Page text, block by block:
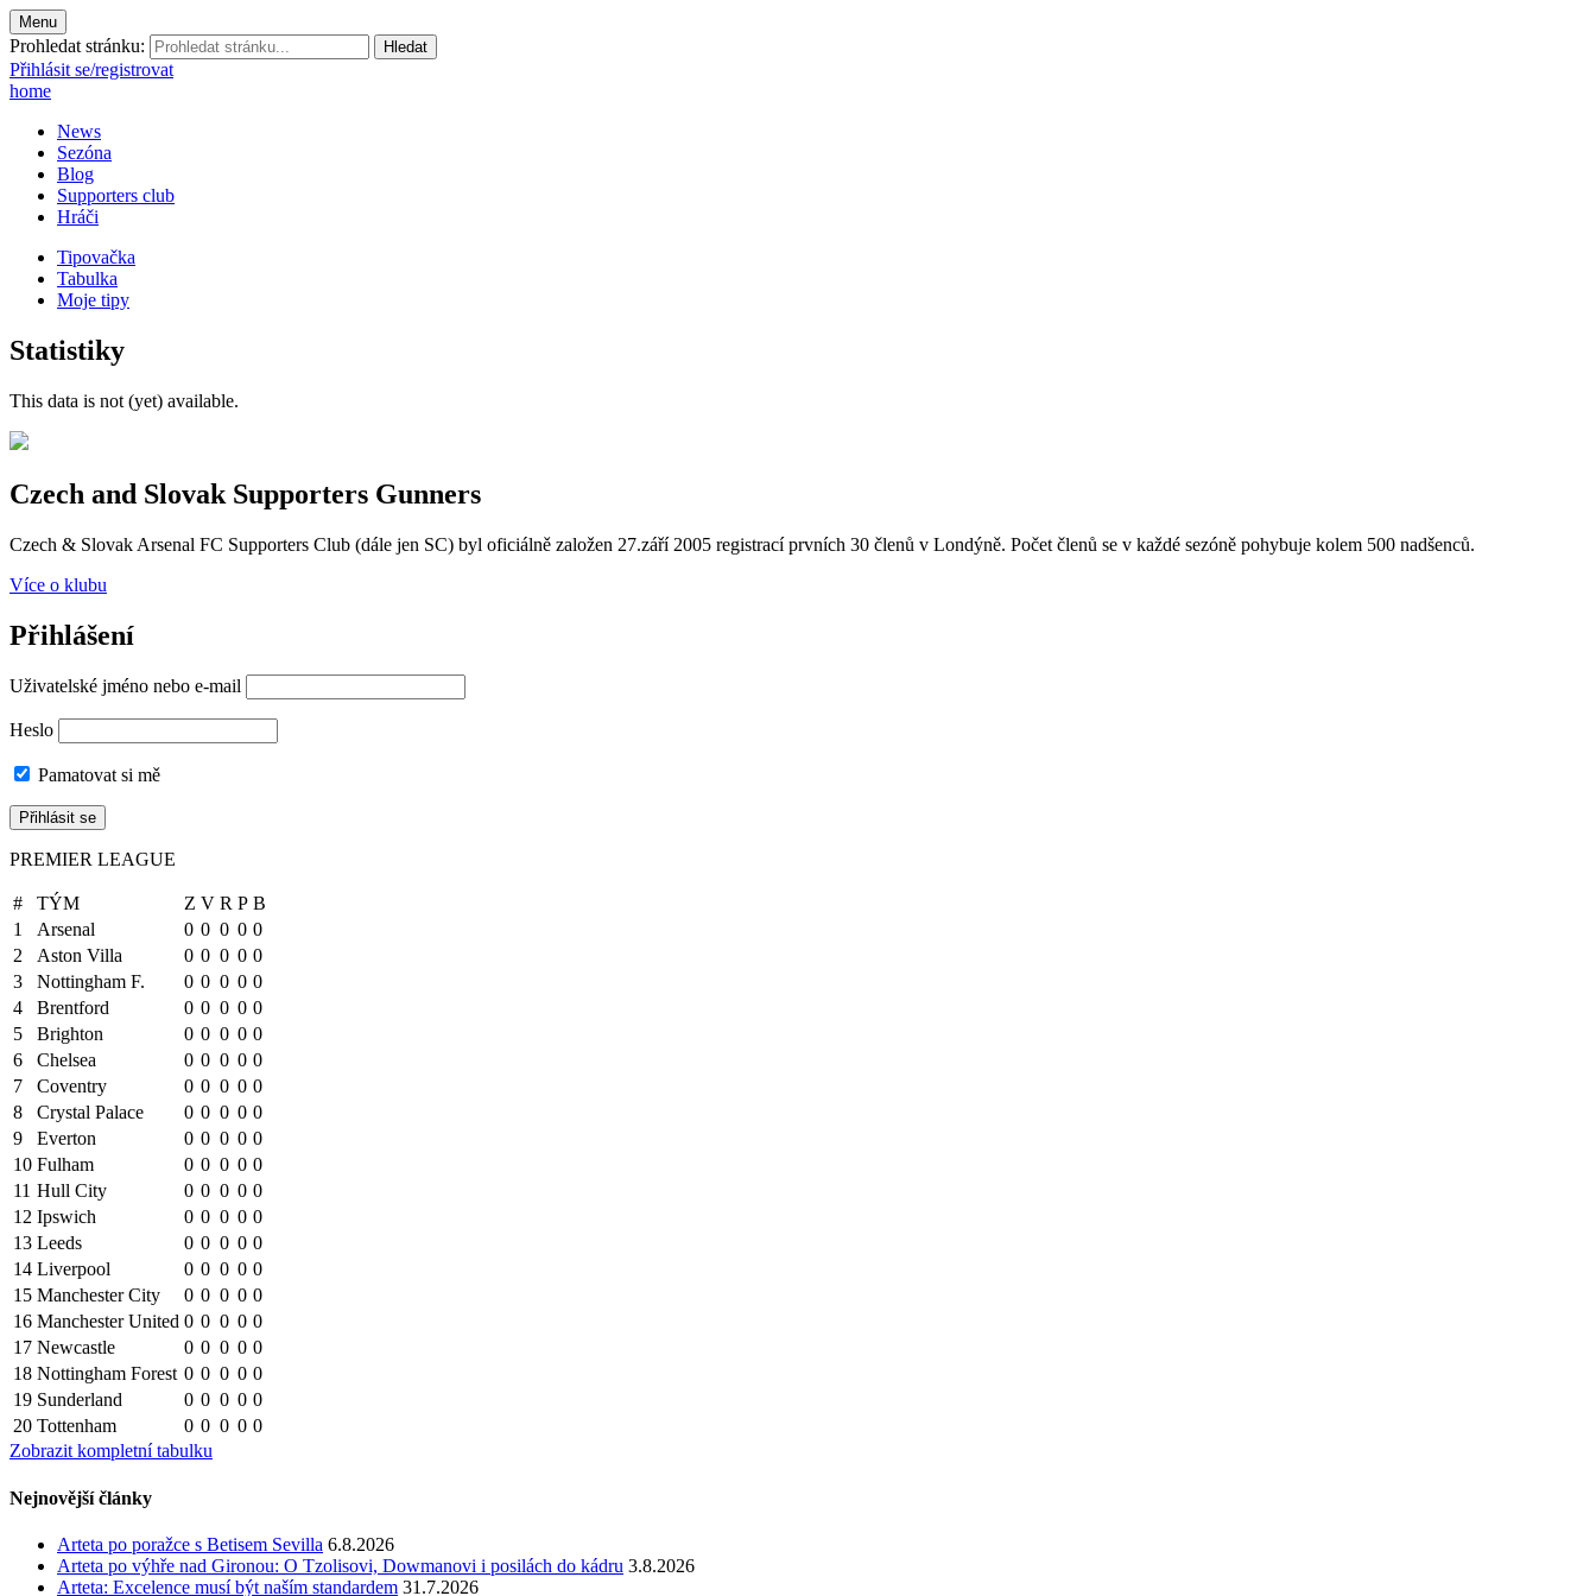
Menu
Prohledat stránku:
Přihlásit se/registrovat
home
News
Sezóna
Blog
Supporters club
Hráči
Tipovačka
Tabulka
Moje tipy
Statistiky
This data is not (yet) available.
Czech and Slovak Supporters Gunners
Czech & Slovak Arsenal FC Supporters Club (dále jen SC) byl oficiálně založen 27.září 2005 registrací prvních 30 členů v Londýně. Počet členů se v každé sezóně pohybuje kolem 500 nadšenců.
Více o klubu
Přihlášení
Uživatelské jméno nebo e-mail
Heslo
Pamatovat si mě
PREMIER LEAGUE
# TÝM Z V R P B
1
Arsenal 0 0 0 0 0
2
Aston Villa 0 0 0 0 0
3
Nottingham F. 0 0 0 0 0
4
Brentford 0 0 0 0 0
5
Brighton 0 0 0 0 0
6
Chelsea 0 0 0 0 0
7
Coventry 0 0 0 0 0
8
Crystal Palace 0 0 0 0 0
9
Everton 0 0 0 0 0
10 Fulham 0 0 0 0 0
11 Hull City 0 0 0 0 0
12 Ipswich 0 0 0 0 0
13 Leeds 0 0 0 0 0
14 Liverpool 0 0 0 0 0
15 Manchester City 0 0 0 0 0
16 Manchester United 0 0 0 0 0
17 Newcastle 0 0 0 0 0
18 Nottingham Forest 0 0 0 0 0
19 Sunderland 0 0 0 0 0
20 Tottenham 0 0 0 0 0
Zobrazit kompletní tabulku
Nejnovější články
Arteta po poražce s Betisem Sevilla 6.8.2026
Arteta po výhře nad Gironou: O Tzolisovi, Dowmanovi i posilách do kádru 3.8.2026
Arteta: Excelence musí být naším standardem 31.7.2026